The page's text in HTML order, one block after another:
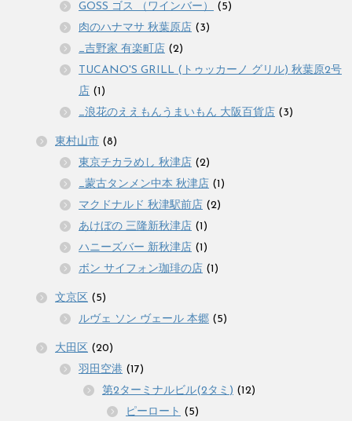
GOSS ゴス （ワインバー）
(5)
肉のハナマサ 秋葉原店 (3)
_吉野家 有楽町店 (2)
TUCANO'S GRILL (トゥッカーノ グリル) 秋葉原2号
店 (1)
_浪花のええもんうまいもん 大阪百貨店 (3)
東村山市 (8)
東京チカラめし 秋津店 (2)
_蒙古タンメン中本 秋津店 (1)
マクドナルド 秋津駅前店 (2)
あけぼの 三隆新秋津店 (1)
ハニーズバー 新秋津店 (1)
ボン サイフォン珈琲の店 (1)
文京区 (5)
ルヴェ ソン ヴェール 本郷 (5)
大田区 (20)
羽田空港 (17)
第2ターミナルビル(2タミ) (12)
ピーロート (5)